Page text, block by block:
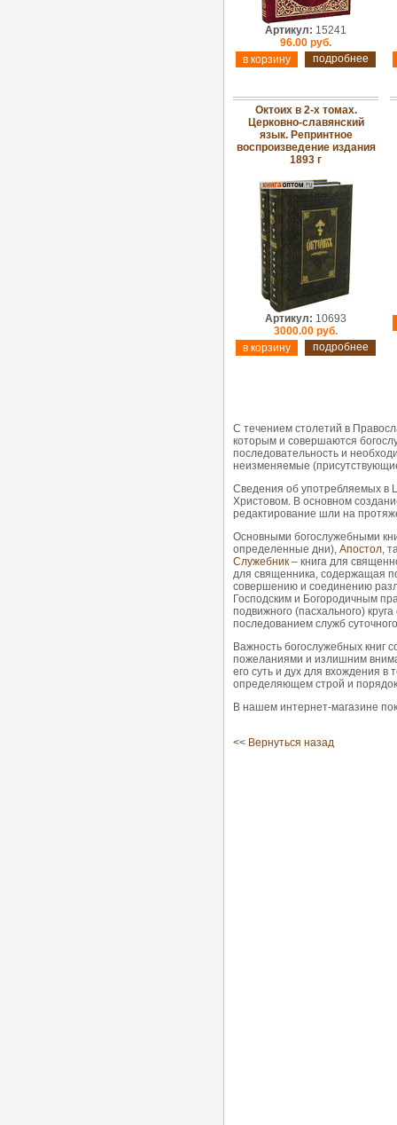
Артикул: 15241
96.00 руб.
подробнее
Октоих в 2-х томах.
Церковно-славянский
язык. Репринтное
воспроизведение издания
1893 г
Артикул: 10693
3000.00 руб.
подробнее
С течением столетий в
которым и совершаются
последовательность и
неизменяемые
Сведения об употребляемых в
Христовом. В основном
редактирование шли на
Основными богослужебными
определенные дни), Апостол,
Служебник ­– книга для
для священника, содержащая
совершению и соединению
Господским и Богородичным
подвижного (пасхального)
последованием служб
Важность богослужебных книг
пожеланиями и излишним
его суть и дух для вхождения
определяющем строй и порядок
В нашем интернет-магазине
<< Вернуться назад